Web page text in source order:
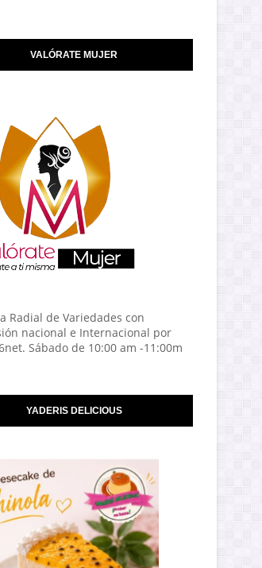
VALÓRATE MUJER
Radial de Variedades con
nacional e Internacional por
Sábado de 10:00 am -11:00m
YADERIS DELICIOUS